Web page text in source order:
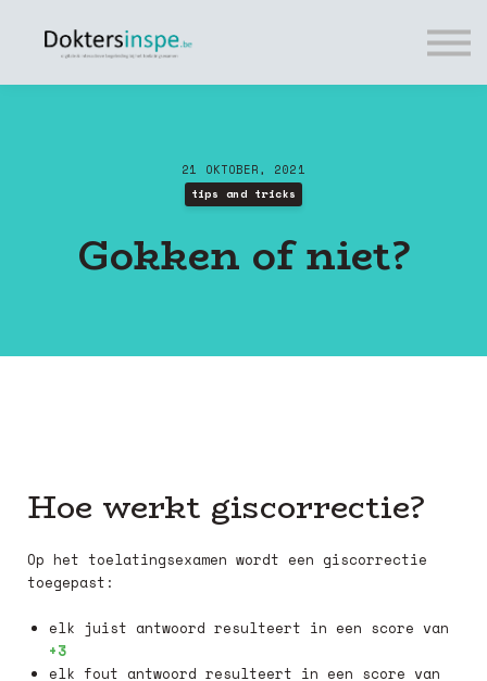
Cursussen
Tarieven
Vragen?
Login
21 OKTOBER, 2021
tips and tricks
Gokken of niet?
Hoe werkt giscorrectie?
Op het toelatingsexamen wordt een giscorrectie
toegepast:
elk juist antwoord resulteert in een score van
+3
elk fout antwoord resulteert in een score van